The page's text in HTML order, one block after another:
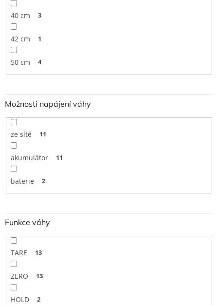
40 cm 3
42 cm 1
50 cm 4
Možnosti napájení váhy
ze sítě 11
akumulátor 11
baterie 2
Funkce váhy
TARE 13
ZERO 13
HOLD 2